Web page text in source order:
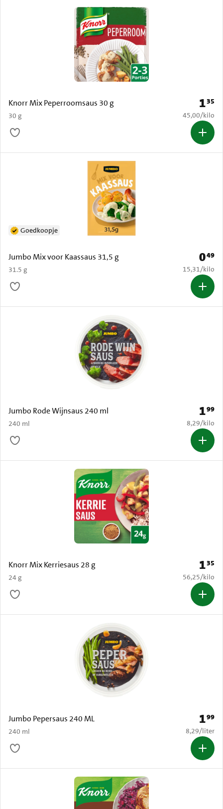
Knorr Mix Peperroomsaus 30 g
30 g
Prijs:
135
€ 45,00 per
45,00/kilo
Jumbo Mix voor Kaassaus 31,5 g
31.5 g
Goedkoopje
Prijs:
049
€ 15,31 per
15,31/kilo
Jumbo Rode Wijnsaus 240 ml
240 ml
Prijs:
199
€ 8,29 per
8,29/kilo
Knorr Mix Kerriesaus 28 g
24 g
Prijs:
135
€ 56,25 per
56,25/kilo
Jumbo Pepersaus 240 ML
240 ml
Prijs:
199
€ 8,29 per
8,29/liter